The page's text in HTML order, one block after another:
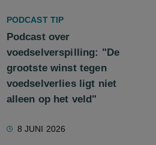
PODCAST TIP
Podcast over
voedselverspilling: "De
grootste winst tegen
voedselverlies ligt niet
alleen op het veld"
8 JUNI 2026